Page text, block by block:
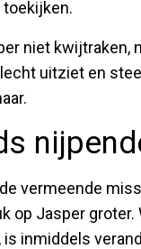
niet kwijtraken,
uitziet en
vermeende
op Jasper
inmiddels